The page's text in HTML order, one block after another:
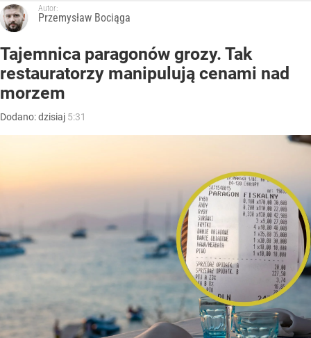
Autor:
Przemysław Bociąga
Tajemnica paragonów grozy. Tak
restauratorzy manipulują cenami nad
morzem
Dodano:dzisiaj 5:31